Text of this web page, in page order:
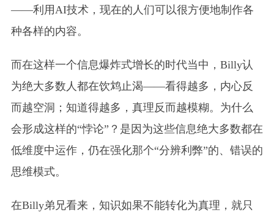
——利用AI技术，现在的人们可以很方便地制作各
种各样的内容。
而在这样一个信息爆炸式增长的时代当中，Billy认
为绝大多数人都在饮鸩止渴——看得越多，内心反
而越空洞；知道得越多，真理反而越模糊。为什么
会形成这样的“悖论”？是因为这些信息绝大多数都在
低维度中运作，仍在强化那个“分辨利弊”的、错误的
思维模式。
在Billy弟兄看来，知识如果不能转化为真理，就只